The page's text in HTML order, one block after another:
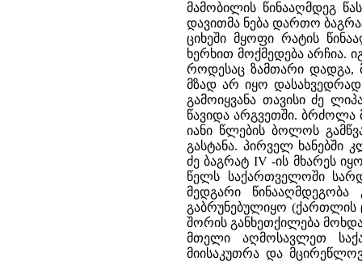
მამობილის წინააღმდეგ
დავითმა ნება დართო
ციხეში მყოფი რატის
ხერხით მოქმედება
როდესაც ზამთარი დადგა,
მზად არ იყო
გამოიყვანა თავისი ძე
წავიდა არგვეთში. ბრძოლა
იანი წლების ბოლოს
გასტანა. პირველ
ძე ბაგრატ IV -ის მხარეს
წელს საქართველოში
მედგარი
გაბრუნებულიყო (ქართლის
შორის განხეთქილება
მთელი აღმოსავლეთ
მიისაკუთრა და